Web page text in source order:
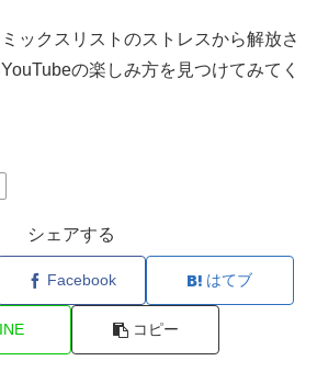
ックスリストのストレスから解放さ
の楽しみ方を見つけてみてく
シェアする
Facebook はてブ
コピー